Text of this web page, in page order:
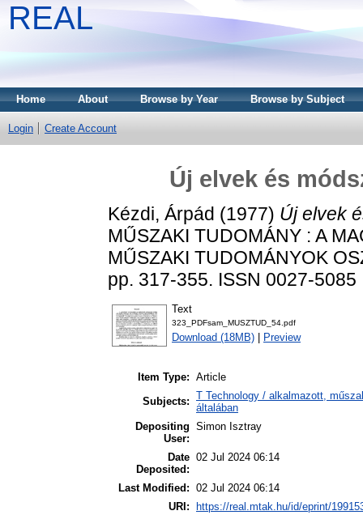
REAL
Home About Browse by Year Browse by Subject
Login Create Account
Új elvek és
Kézdi, Árpád (1977) Új elvek
MŰSZAKI TUDOMÁNY : A
MŰSZAKI TUDOMÁNYOK
pp. 317-355. ISSN 0027-5085
Text
323_PDFsam_MUSZTUD_54.pdf
Download (18MB) Preview
Item Type: Article
Subjects: T Technology / alkalmazott,
általában
Depositing
User:
Simon Isztray
Date
Deposited:
02 Jul 2024 06:14
Last Modified: 02 Jul 2024 06:14
URI:
https://real.mtak.hu/id/eprint/